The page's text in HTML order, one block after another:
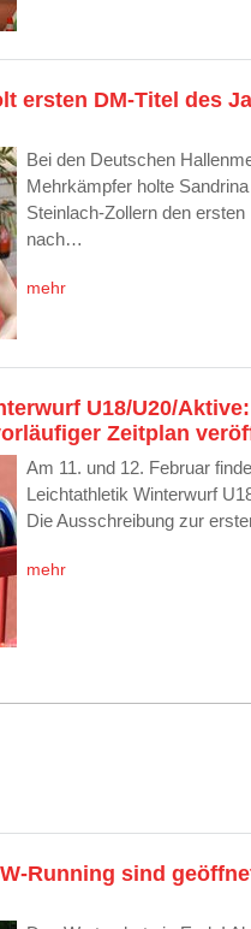
ersten DM-Titel des
Bei den Deutschen
Mehrkämpfer holte
Steinlach-Zollern den
nach…
mehr
U18/U20/Aktive:
Zeitplan
Am 11. und 12. Februar
Leichtathletik Winterwurf
Die Ausschreibung zur
mehr
Running sind